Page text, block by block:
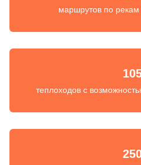
маршрутов по
теплоходов с